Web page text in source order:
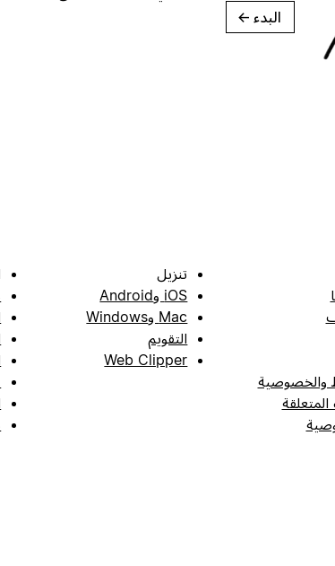
البدء →
والخصوصية
تنزيل
iOS وAndroid
Mac وWindows
التقويم
Web Clipper